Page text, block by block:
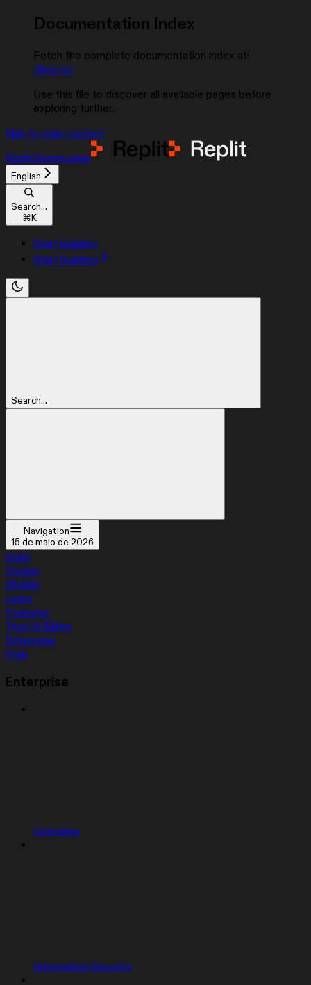
Documentation Index
Fetch the complete documentation index at:
/llms.txt
Use this file to discover all available pages before
exploring further.
Skip to main content
Replit home page
English
Search...
⌘K
Start Building
Start Building
Search...
Navigation
15 de maio de 2026
Build
Design
Mobile
Learn
Features
Trust & Billing
Enterprise
Help
Enterprise
Overview
Information Security